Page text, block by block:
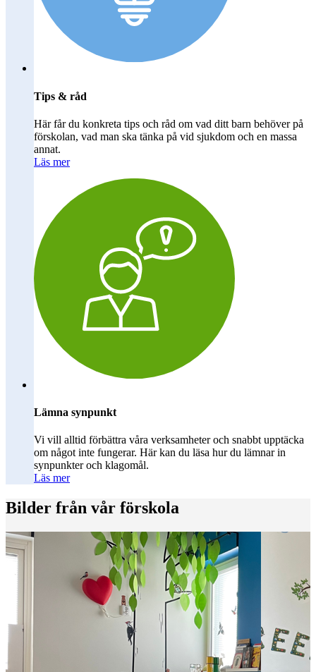
Tips & råd
Här får du konkreta tips och råd om vad ditt barn behöver på
förskolan, vad man ska tänka på vid sjukdom och en massa
annat.
Läs mer
Lämna synpunkt
Vi vill alltid förbättra våra verksamheter och snabbt upptäcka
om något inte fungerar. Här kan du läsa hur du lämnar in
synpunkter och klagomål.
Läs mer
Bilder från vår förskola